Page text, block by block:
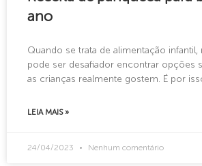
ano
Quando se trata de alimentação infantil,
pode ser desafiador encontrar opções
as crianças realmente gostem. É por
LEIA MAIS »
24/04/2023 Nenhum comentário